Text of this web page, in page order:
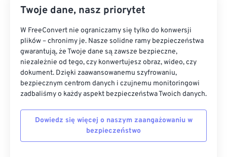
Twoje dane, nasz priorytet
W FreeConvert nie ograniczamy się tylko do konwersji
plików – chronimy je. Nasze solidne ramy bezpieczeństwa
gwarantują, że Twoje dane są zawsze bezpieczne,
niezależnie od tego, czy konwertujesz obraz, wideo, czy
dokument. Dzięki zaawansowanemu szyfrowaniu,
bezpiecznym centrom danych i czujnemu monitoringowi
zadbaliśmy o każdy aspekt bezpieczeństwa Twoich danych.
Dowiedz się więcej o naszym zaangażowaniu w
bezpieczeństwo